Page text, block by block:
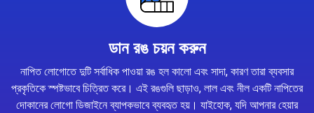
ডান রঙ চয়ন করুন
নাপিত লোগোতে দুটি সর্বাধিক পাওয়া রঙ হল কালো এবং সাদা, কারণ তারা ব্যবসার
প্রকৃতিকে স্পষ্টভাবে চিত্রিত করে। এই রঙগুলি ছাড়াও, লাল এবং নীল একটি নাপিতের
দোকানের লোগো ডিজাইনে ব্যাপকভাবে ব্যবহৃত হয়। যাইহোক, যদি আপনার হেয়ার